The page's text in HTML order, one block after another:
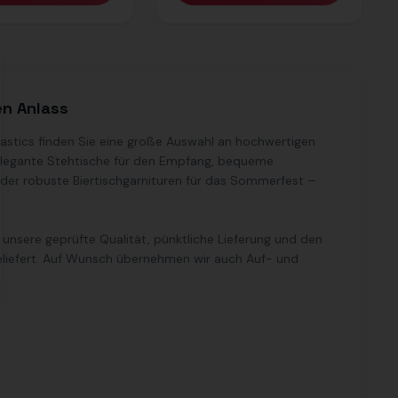
Anlass
finden Sie eine große Auswahl an hochwertigen
Stehtische für den Empfang, bequeme
robuste Biertischgarnituren für das Sommerfest –
geprüfte Qualität, pünktliche Lieferung und den
Auf Wunsch übernehmen wir auch Auf- und